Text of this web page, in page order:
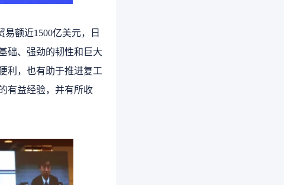
额近1500亿美元，日
础、强劲的韧性和巨大
利，也有助于推进复工
有益经验，并有所收